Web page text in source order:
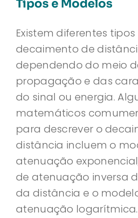
Tipos e Modelos
Existem diferentes tipos
decaimento de
dependendo do meio
propagação e das
do sinal ou energia.
matemáticos
para descrever o
distância incluem o
atenuação
de atenuação inversa
da distância e o
atenuação logarítmica.